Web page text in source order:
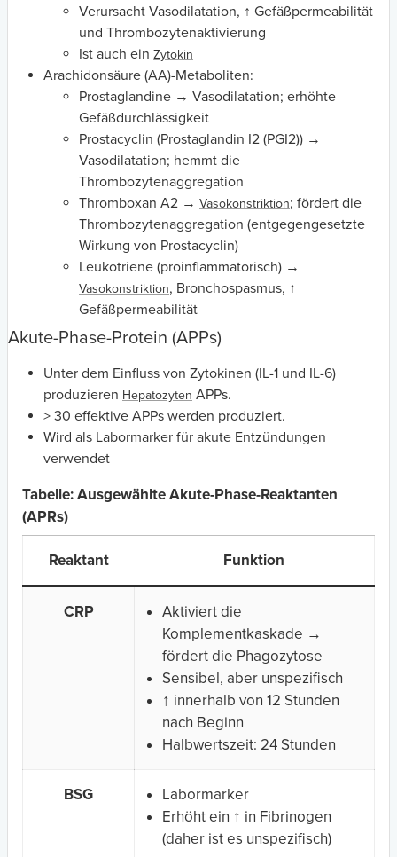
Verursacht Vasodilatation, ↑ Gefäßpermeabilität
und Thrombozytenaktivierung
Ist auch ein Zytokin
Arachidonsäure (AA)-Metaboliten:
Prostaglandine → Vasodilatation; erhöhte
Gefäßdurchlässigkeit
Prostacyclin (Prostaglandin I2 (PGI2)) →
Vasodilatation; hemmt die
Thrombozytenaggregation
Thromboxan A2 → Vasokonstriktion; fördert die
Thrombozytenaggregation (entgegengesetzte
Wirkung von Prostacyclin)
Leukotriene (proinflammatorisch) →
Vasokonstriktion, Bronchospasmus, ↑
Gefäßpermeabilität
Akute-Phase-Protein (APPs)
Unter dem Einfluss von Zytokinen (IL-1 und IL-6)
produzieren Hepatozyten APPs.
> 30 effektive APPs werden produziert.
Wird als Labormarker für akute Entzündungen
verwendet
Tabelle: Ausgewählte Akute-Phase-Reaktanten
(APRs)
Reaktant Funktion
CRP
Aktiviert die
Komplementkaskade →
fördert die Phagozytose
Sensibel, aber unspezifisch
↑ innerhalb von 12 Stunden
nach Beginn
Halbwertszeit: 24 Stunden
BSG
Labormarker
Erhöht ein ↑ in Fibrinogen
(daher ist es unspezifisch)